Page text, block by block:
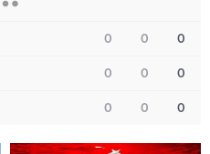
0 0 0
0 0 0
0 0 0